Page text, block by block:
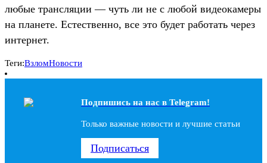
любые трансляции — чуть ли не с любой видеокамеры
на планете. Естественно, все это будет работать через
интернет.
Теги:ВзломНовости
Подпишись на наc в Telegram!
Только важные новости и лучшие статьи
Подписаться